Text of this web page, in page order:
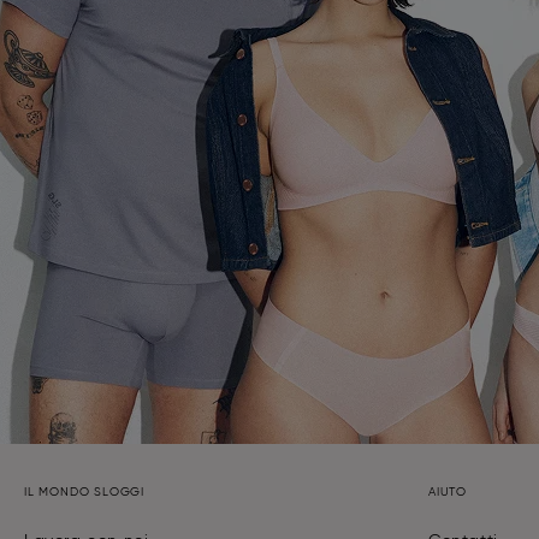
IL MONDO SLOGGI AIUTO